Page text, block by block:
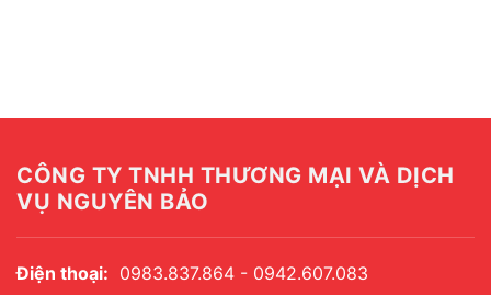
CÔNG TY TNHH THƯƠNG MẠI VÀ DỊCH
VỤ NGUYÊN BẢO
Điện thoại: 0983.837.864 - 0942.607.083